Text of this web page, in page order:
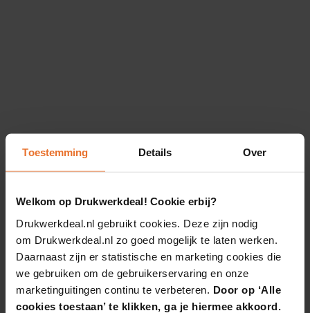
Toestemming Details Over
Welkom op Drukwerkdeal! Cookie erbij?
Drukwerkdeal.nl gebruikt cookies. Deze zijn nodig
om Drukwerkdeal.nl zo goed mogelijk te laten werken.
Daarnaast zijn er statistische en marketing cookies die
we gebruiken om de gebruikerservaring en onze
marketinguitingen continu te verbeteren. Door op ‘Alle
cookies toestaan’ te klikken, ga je hiermee akkoord.